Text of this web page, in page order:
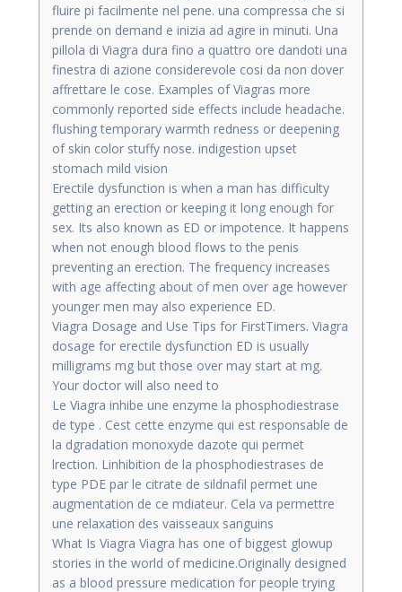
fluire pi facilmente nel pene. una compressa che si
prende on demand e inizia ad agire in minuti. Una
pillola di Viagra dura fino a quattro ore dandoti una
finestra di azione considerevole cosi da non dover
affrettare le cose. Examples of Viagras more
commonly reported side effects include headache.
flushing temporary warmth redness or deepening
of skin color stuffy nose. indigestion upset
stomach mild vision
Erectile dysfunction is when a man has difficulty
getting an erection or keeping it long enough for
sex. Its also known as ED or impotence. It happens
when not enough blood flows to the penis
preventing an erection. The frequency increases
with age affecting about of men over age however
younger men may also experience ED.
Viagra Dosage and Use Tips for FirstTimers. Viagra
dosage for erectile dysfunction ED is usually
milligrams mg but those over may start at mg.
Your doctor will also need to
Le Viagra inhibe une enzyme la phosphodiestrase
de type . Cest cette enzyme qui est responsable de
la dgradation monoxyde dazote qui permet
lrection. Linhibition de la phosphodiestrases de
type PDE par le citrate de sildnafil permet une
augmentation de ce mdiateur. Cela va permettre
une relaxation des vaisseaux sanguins
What Is Viagra Viagra has one ofbiggest glowup
stories in the world of medicine.Originally designed
as a blood pressure medication for people trying